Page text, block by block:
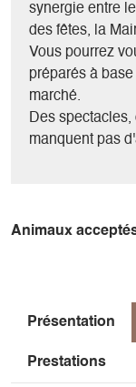
synergie entre
des fêtes, la
Vous pourrez
préparés à
marché.
Des
manquent pas
Animaux
Présentation
Prestations